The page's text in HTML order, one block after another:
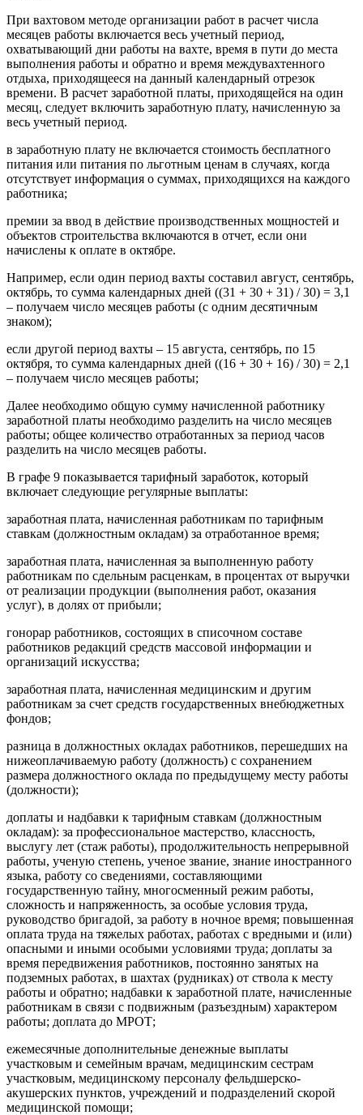
При вахтовом методе организации работ в расчет числа
месяцев работы включается весь учетный период,
охватывающий дни работы на вахте, время в пути до места
выполнения работы и обратно и время междувахтенного
отдыха, приходящееся на данный календарный отрезок
времени. В расчет заработной платы, приходящейся на один
месяц, следует включить заработную плату, начисленную за
весь учетный период.
в заработную плату не включается стоимость бесплатного
питания или питания по льготным ценам в случаях, когда
отсутствует информация о суммах, приходящихся на каждого
работника;
премии за ввод в действие производственных мощностей и
объектов строительства включаются в отчет, если они
начислены к оплате в октябре.
Например, если один период вахты составил август, сентябрь,
октябрь, то сумма календарных дней ((31 + 30 + 31) / 30) = 3,1
– получаем число месяцев работы (с одним десятичным
знаком);
если другой период вахты – 15 августа, сентябрь, по 15
октября, то сумма календарных дней ((16 + 30 + 16) / 30) = 2,1
– получаем число месяцев работы;
Далее необходимо общую сумму начисленной работнику
заработной платы необходимо разделить на число месяцев
работы; общее количество отработанных за период часов
разделить на число месяцев работы.
В графе 9 показывается тарифный заработок, который
включает следующие регулярные выплаты:
заработная плата, начисленная работникам по тарифным
ставкам (должностным окладам) за отработанное время;
заработная плата, начисленная за выполненную работу
работникам по сдельным расценкам, в процентах от выручки
от реализации продукции (выполнения работ, оказания
услуг), в долях от прибыли;
гонорар работников, состоящих в списочном составе
работников редакций средств массовой информации и
организаций искусства;
заработная плата, начисленная медицинским и другим
работникам за счет средств государственных внебюджетных
фондов;
разница в должностных окладах работников, перешедших на
нижеоплачиваемую работу (должность) с сохранением
размера должностного оклада по предыдущему месту работы
(должности);
доплаты и надбавки к тарифным ставкам (должностным
окладам): за профессиональное мастерство, классность,
выслугу лет (стаж работы), продолжительность непрерывной
работы, ученую степень, ученое звание, знание иностранного
языка, работу со сведениями, составляющими
государственную тайну, многосменный режим работы,
сложность и напряженность, за особые условия труда,
руководство бригадой, за работу в ночное время; повышенная
оплата труда на тяжелых работах, работах с вредными и (или)
опасными и иными особыми условиями труда; доплаты за
время передвижения работников, постоянно занятых на
подземных работах, в шахтах (рудниках) от ствола к месту
работы и обратно; надбавки к заработной плате, начисленные
работникам в связи с подвижным (разъездным) характером
работы; доплата до МРОТ;
ежемесячные дополнительные денежные выплаты
участковым и семейным врачам, медицинским сестрам
участковым, медицинскому персоналу фельдшерско-
акушерских пунктов, учреждений и подразделений скорой
медицинской помощи;